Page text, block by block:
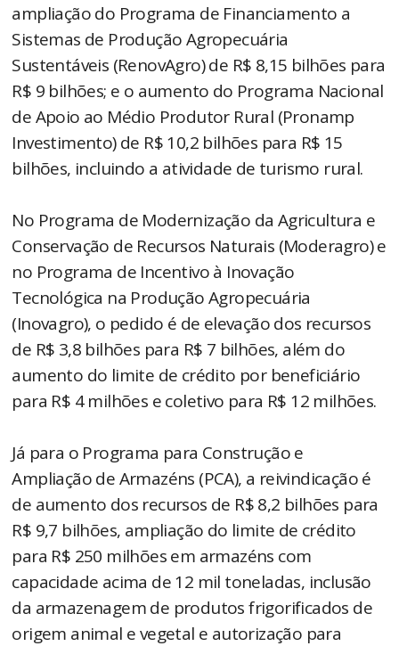
ampliação do Programa de Financiamento a
Sistemas de Produção Agropecuária
Sustentáveis (RenovAgro) de R$ 8,15 bilhões para
R$ 9 bilhões; e o aumento do Programa Nacional
de Apoio ao Médio Produtor Rural (Pronamp
Investimento) de R$ 10,2 bilhões para R$ 15
bilhões, incluindo a atividade de turismo rural.
No Programa de Modernização da Agricultura e
Conservação de Recursos Naturais (Moderagro) e
no Programa de Incentivo à Inovação
Tecnológica na Produção Agropecuária
(Inovagro), o pedido é de elevação dos recursos
de R$ 3,8 bilhões para R$ 7 bilhões, além do
aumento do limite de crédito por beneficiário
para R$ 4 milhões e coletivo para R$ 12 milhões.
Já para o Programa para Construção e
Ampliação de Armazéns (PCA), a reivindicação é
de aumento dos recursos de R$ 8,2 bilhões para
R$ 9,7 bilhões, ampliação do limite de crédito
para R$ 250 milhões em armazéns com
capacidade acima de 12 mil toneladas, inclusão
da armazenagem de produtos frigorificados de
origem animal e vegetal e autorização para